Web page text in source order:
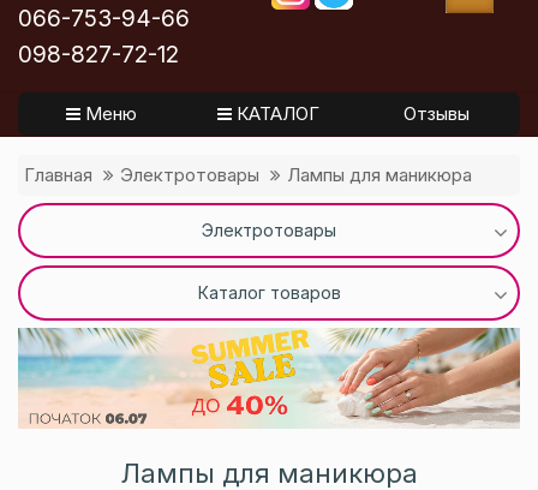
066-753-94-66
098-827-72-12
Меню КАТАЛОГ Отзывы
Главная Электротовары Лампы для маникюра
Электротовары
Каталог товаров
Лампы для маникюра